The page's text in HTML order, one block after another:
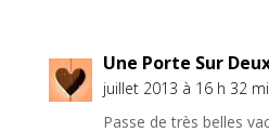
Une Porte Sur
juillet 2013 à 16 h 32
Passe de très belles